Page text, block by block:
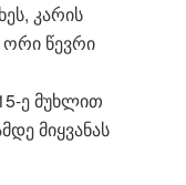
კარის
ორი წევრი
ე მუხლით
მიყვანას